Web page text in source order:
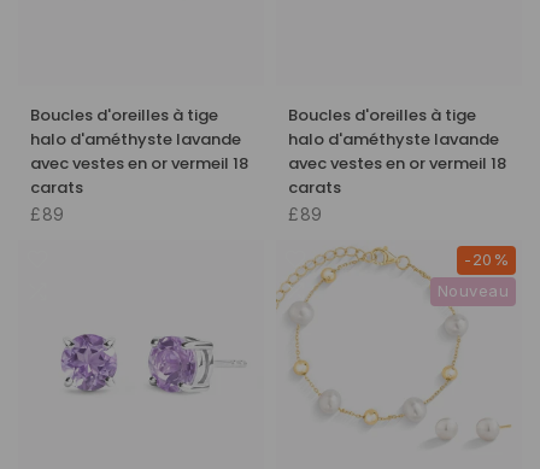
Boucles d'oreilles à tige
halo d'améthyste lavande
avec vestes en or vermeil 18
carats
£89
Boucles d'oreilles à tige
halo d'améthyste lavande
avec vestes en or vermeil 18
carats
£89
-20%
Nouveau